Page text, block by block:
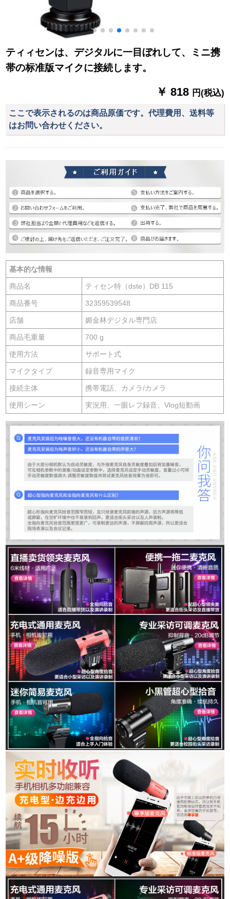
ティィセンは、デジタルに一目ぼれして、ミニ携
帯の标准版マイクに接続します。
￥ 818 円(税込)
ここで表示されるのは商品原価です。代理費用、送料等
はお問い合わせください。
基本的な情報
商品名 ティセン特（dste）DB 115
商品番号 32359539548
店舗 媚金林デジタル専門店
商品毛重量 700 g
使用方法 サポート式
マイクタイプ 録音専用マイク
接続主体 携帯電話、カメラ/カメラ
使用シーン 実況用、一眼レフ録音、Vlog短動画